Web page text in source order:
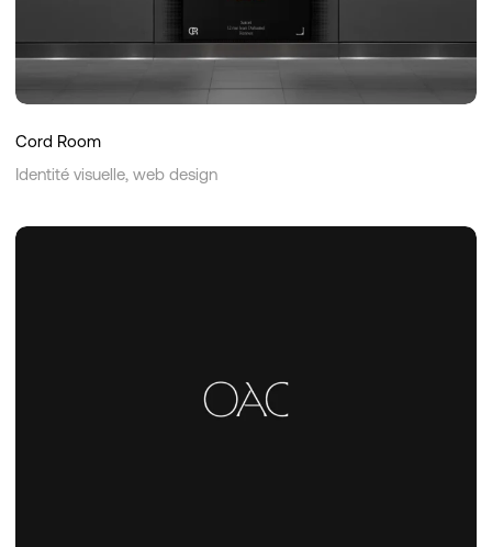
Cord Room
Identité visuelle, web design
Origines